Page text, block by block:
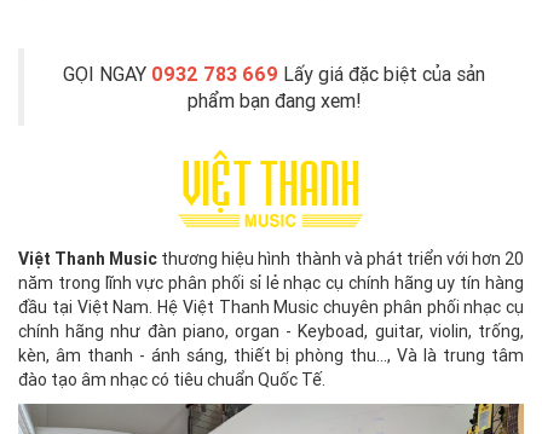
GỌI NGAY 0932 783 669 Lấy giá đặc biệt của sản
phẩm bạn đang xem!
Việt Thanh Music thương hiệu hình thành và phát triển với hơn 20
năm trong lĩnh vực phân phối sỉ lẻ nhạc cụ chính hãng uy tín hàng
đầu tại Việt Nam. Hệ Việt Thanh Music chuyên phân phối nhạc cụ
chính hãng như đàn piano, organ - Keyboad, guitar, violin, trống,
kèn, âm thanh - ánh sáng, thiết bị phòng thu..., Và là trung tâm
đào tạo âm nhạc có tiêu chuẩn Quốc Tế.